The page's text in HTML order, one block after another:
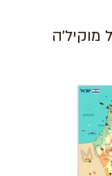
מוקיל'ה